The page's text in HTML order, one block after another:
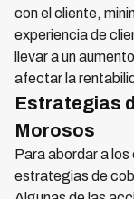
con el cliente,
experiencia de
llevar a un
afectar la
Estrategias
Morosos
Para abordar a
estrategias de